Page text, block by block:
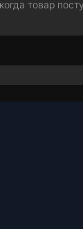
товар